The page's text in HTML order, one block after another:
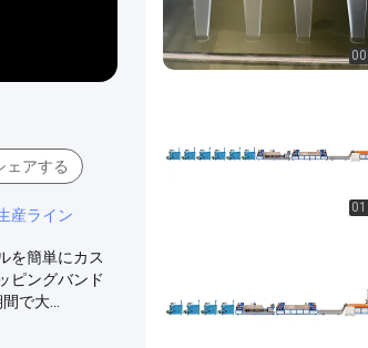
ェアする
産ライン
を簡単にカス
ピングバンド
で大...